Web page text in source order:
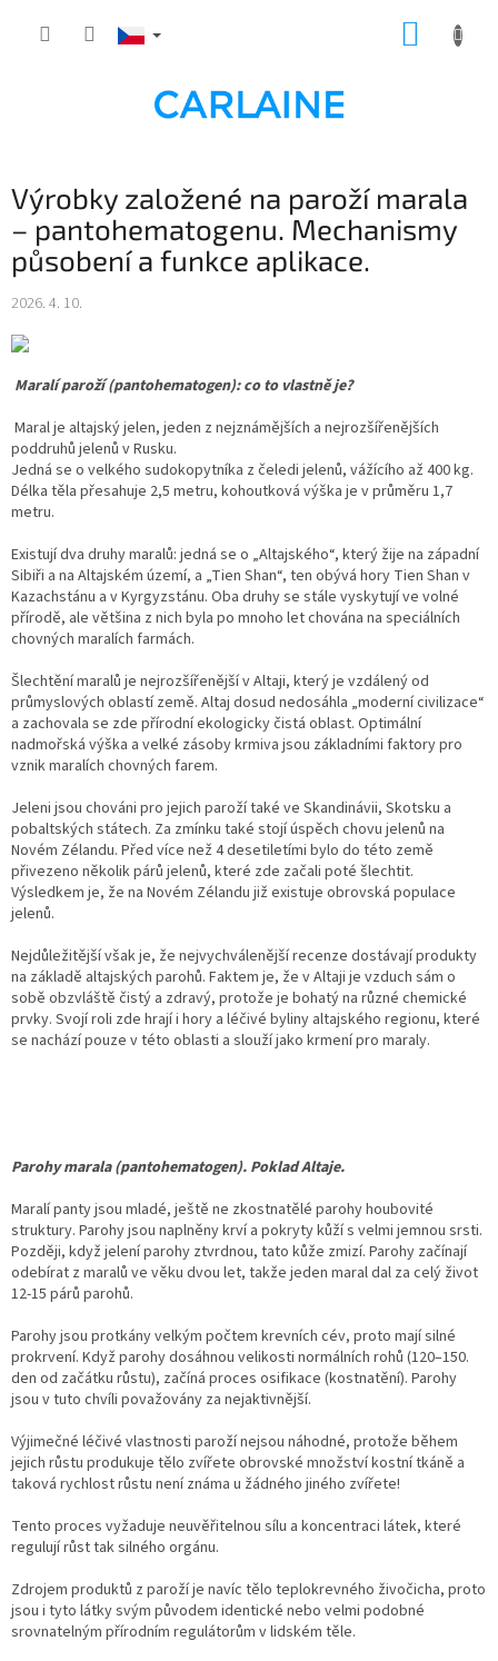
Výrobky založené na paroží marala
– pantohematogenu. Mechanismy
působení a funkce aplikace.
2026. 4. 10.
Maralí paroží (pantohematogen): co to vlastně je?
Maral je altajský jelen, jeden z nejznámějších a nejrozšířenějších
poddruhů jelenů v Rusku.
Jedná se o velkého sudokopytníka z čeledi jelenů, vážícího až 400 kg.
Délka těla přesahuje 2,5 metru, kohoutková výška je v průměru 1,7
metru.
Existují dva druhy maralů: jedná se o „Altajského“, který žije na západní
Sibiři a na Altajském území, a „Tien Shan“, ten obývá hory Tien Shan v
Kazachstánu a v Kyrgyzstánu. Oba druhy se stále vyskytují ve volné
přírodě, ale většina z nich byla po mnoho let chována na speciálních
chovných maralích farmách.
Šlechtění maralů je nejrozšířenější v Altaji, který je vzdálený od
průmyslových oblastí země. Altaj dosud nedosáhla „moderní civilizace“
a zachovala se zde přírodní ekologicky čistá oblast. Optimální
nadmořská výška a velké zásoby krmiva jsou základními faktory pro
vznik maralích chovných farem.
Jeleni jsou chováni pro jejich paroží také ve Skandinávii, Skotsku a
pobaltských státech. Za zmínku také stojí úspěch chovu jelenů na
Novém Zélandu. Před více než 4 desetiletími bylo do této země
přivezeno několik párů jelenů, které zde začali poté šlechtit.
Výsledkem je, že na Novém Zélandu již existuje obrovská populace
jelenů.
Nejdůležitější však je, že nejvychválenější recenze dostávají produkty
na základě altajských parohů. Faktem je, že v Altaji je vzduch sám o
sobě obzvláště čistý a zdravý, protože je bohatý na různé chemické
prvky. Svojí roli zde hrají i hory a léčivé byliny altajského regionu, které
se nachází pouze v této oblasti a slouží jako krmení pro maraly.
Parohy marala (pantohematogen). Poklad Altaje.
Maralí panty jsou mladé, ještě ne zkostnatělé parohy houbovité
struktury. Parohy jsou naplněny krví a pokryty kůží s velmi jemnou srsti.
Později, když jelení parohy ztvrdnou, tato kůže zmizí. Parohy začínají
odebírat z maralů ve věku dvou let, takže jeden maral dal za celý život
12-15 párů parohů.
Parohy jsou protkány velkým počtem krevních cév, proto mají silné
prokrvení. Když parohy dosáhnou velikosti normálních rohů (120–150.
den od začátku růstu), začíná proces osifikace (kostnatění). Parohy
jsou v tuto chvíli považovány za nejaktivnější.
Výjimečné léčivé vlastnosti paroží nejsou náhodné, protože během
jejich růstu produkuje tělo zvířete obrovské množství kostní tkáně a
taková rychlost růstu není známa u žádného jiného zvířete!
Tento proces vyžaduje neuvěřitelnou sílu a koncentraci látek, které
regulují růst tak silného orgánu.
Zdrojem produktů z paroží je navíc tělo teplokrevného živočicha, proto
jsou i tyto látky svým původem identické nebo velmi podobné
srovnatelným přírodním regulátorům v lidském těle.